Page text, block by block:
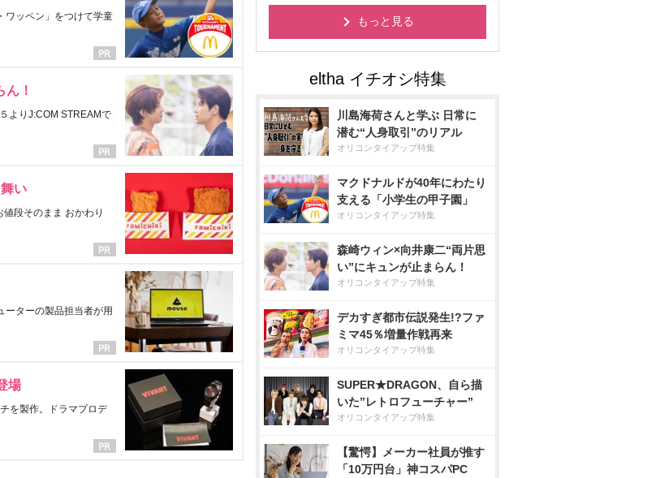
ワッペン」をつけて学童
！
よりJ:COM STREAMで
い
段そのまま おかわり
ーターの製品担当者が用
場
を製作。ドラマプロデ
もっと見る
川島海荷さんと学ぶ 日常に
潜む“人身取引”のリアル
オリコンタイアップ特集
マクドナルドが40年にわたり
支える「小学生の甲子園」
オリコンタイアップ特集
森崎ウィン×向井康二“両片思
い”にキュンが止まらん！
オリコンタイアップ特集
デカすぎ都市伝説発生!?ファ
ミマ45％増量作戦再来
オリコンタイアップ特集
SUPER★DRAGON、自ら描
いた”レトロフューチャー”
オリコンタイアップ特集
【驚愕】メーカー社員が推す
「10万円台」神コスパPC